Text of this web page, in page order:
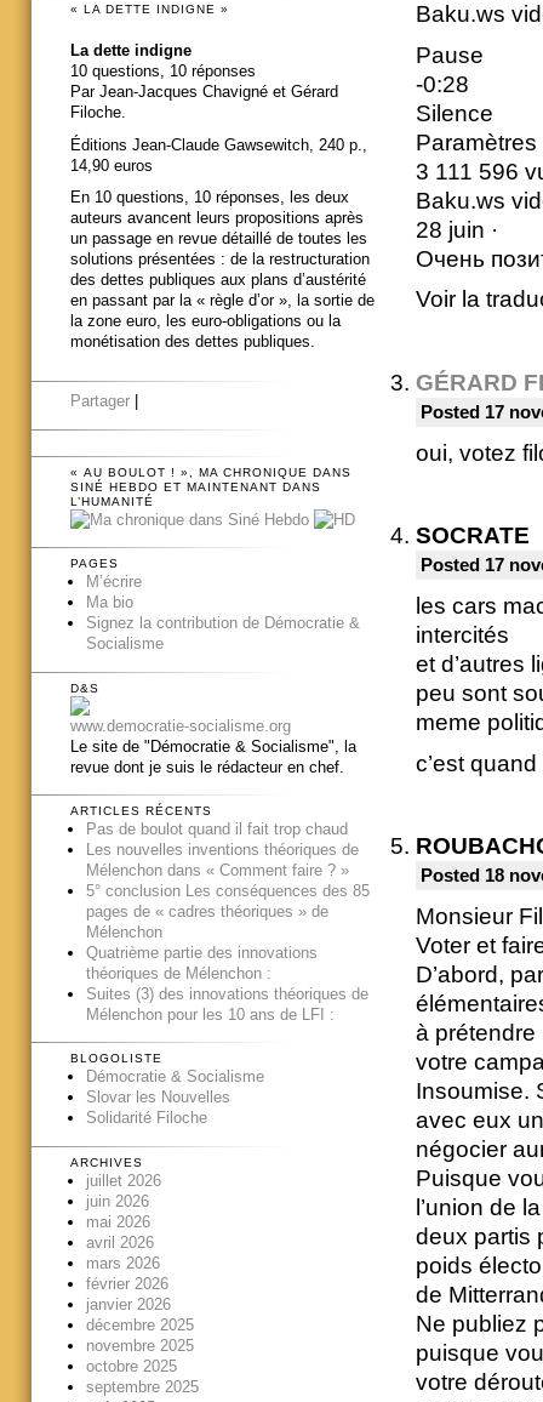
Baku.ws
Pause
-0:28
Silence
3 111 596
Baku.ws
28 juin ·
Очень
Voir la
GÉRARD
Posted 17
oui, votez
SOCRATE
Posted 17
les cars
intercités
et d’autres
peu sont
meme
c’est
Posted 18
Monsieur
Voter et
D’abord,
à prétendre
votre
Insoumise.
avec eux
négocier
Puisque
l’union de
deux partis
poids
de
Ne publiez
puisque
votre
« LA DETTE INDIGNE »
La dette indigne
10 questions, 10 réponses
Par Jean-Jacques Chavigné et Gérard
Filoche.
Éditions Jean-Claude Gawsewitch, 240 p.,
14,90 euros
En 10 questions, 10 réponses, les deux
auteurs avancent leurs propositions après
un passage en revue détaillé de toutes les
solutions présentées : de la restructuration
des dettes publiques aux plans d’austérité
en passant par la « règle d’or », la sortie de
la zone euro, les euro-obligations ou la
monétisation des dettes publiques.
Partager
« AU BOULOT ! », MA CHRONIQUE DANS
SINÉ HEBDO ET MAINTENANT DANS
L’HUMANITÉ
PAGES
M’écrire
Ma bio
Signez la contribution de Démocratie &
Socialisme
D&S
www.democratie-socialisme.org
Le site de "Démocratie & Socialisme", la
revue dont je suis le rédacteur en chef.
ARTICLES RÉCENTS
Pas de boulot quand il fait trop chaud
Les nouvelles inventions théoriques de
Mélenchon dans « Comment faire ? »
5° conclusion Les conséquences des 85
pages de « cadres théoriques » de
Mélenchon
Quatrième partie des innovations
théoriques de Mélenchon :
Suites (3) des innovations théoriques de
Mélenchon pour les 10 ans de LFI :
BLOGOLISTE
Démocratie & Socialisme
Slovar les Nouvelles
Solidarité Filoche
ARCHIVES
juillet 2026
juin 2026
mai 2026
avril 2026
mars 2026
février 2026
janvier 2026
décembre 2025
novembre 2025
octobre 2025
septembre 2025